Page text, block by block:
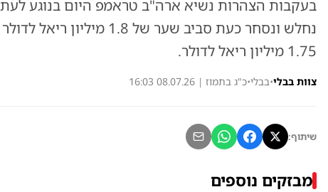
בעקבות הצהרות נשיא ארה"ב טראמפ היום בנוגע
נחלש ונסחר כעת סביב שער
1.75 מיליון ריאל לדולר.
צוות בבלי•בבלי•כ"ג בתמוז | 08.07.26 16:03
שיתוף:
מבזקים נוספים